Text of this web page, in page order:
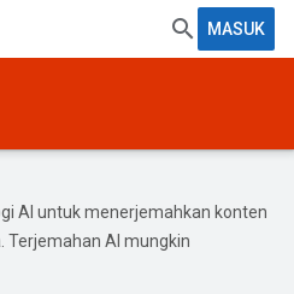
MASUK
AI untuk menerjemahkan konten
Terjemahan AI mungkin